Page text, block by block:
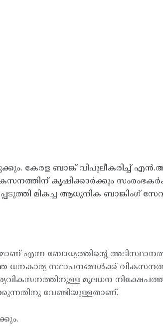
കേരള ബാങ്ക് വിപുലീകരിച്ച്
കൃഷിക്കാര്‍ക്കും
മികച്ച ആധുനിക ബാങ്കിംഗ്
എന്ന ബോധ്യത്തിന്റെ
ധനകാര്യ സ്ഥാപനങ്ങള്‍ക്ക്
മൂലധന
വേണ്ടിയുള്ളതാണ്.